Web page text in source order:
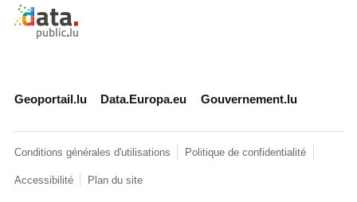
Retour à l'accueil de data.public.lu
Geoportail.lu Data.Europa.eu Gouvernement.lu
Conditions générales d'utilisations Politique de confidentialité
Accessibilité Plan du site